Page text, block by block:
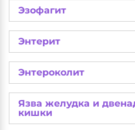
Эзофагит
Энтерит
Энтероколит
Язва желудка и
кишки